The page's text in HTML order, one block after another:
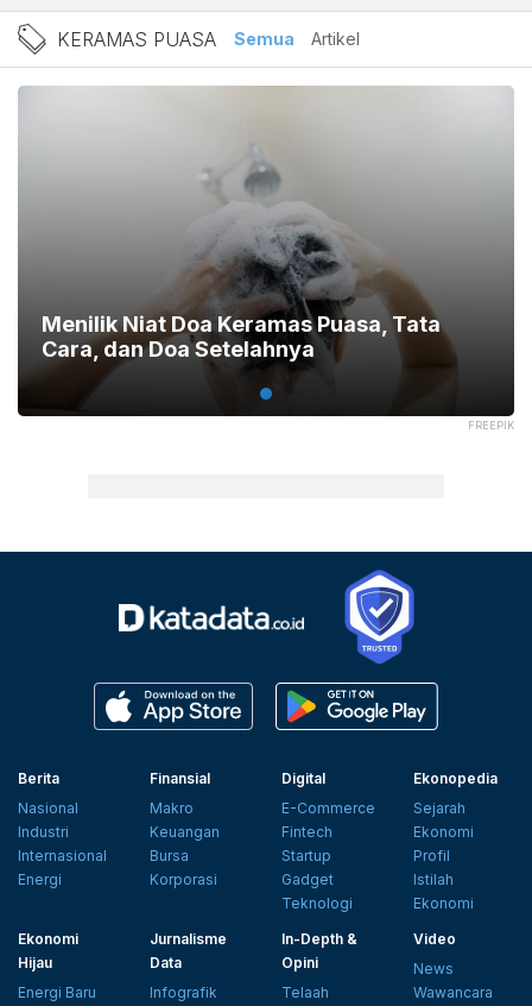
Berita Keramas Puasa
KERAMAS PUASA Semua Artikel
FREEPIK
Menilik Niat Doa Keramas Puasa, Tata
Cara, dan Doa Setelahnya
Berita
Nasional
Industri
Internasional
Energi
Finansial
Makro
Keuangan
Bursa
Korporasi
Digital
E-Commerce
Fintech
Startup
Gadget
Teknologi
Ekonopedia
Sejarah
Ekonomi
Profil
Istilah
Ekonomi
Ekonomi
Hijau
Energi Baru
Jurnalisme
Data
Infografik
In-Depth &
Opini
Telaah
Video
News
Wawancara